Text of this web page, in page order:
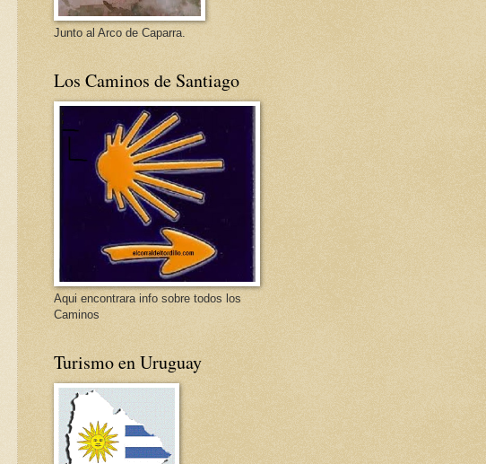
Junto al Arco de Caparra.
Los Caminos de Santiago
Aqui encontrara info sobre todos los
Caminos
Turismo en Uruguay